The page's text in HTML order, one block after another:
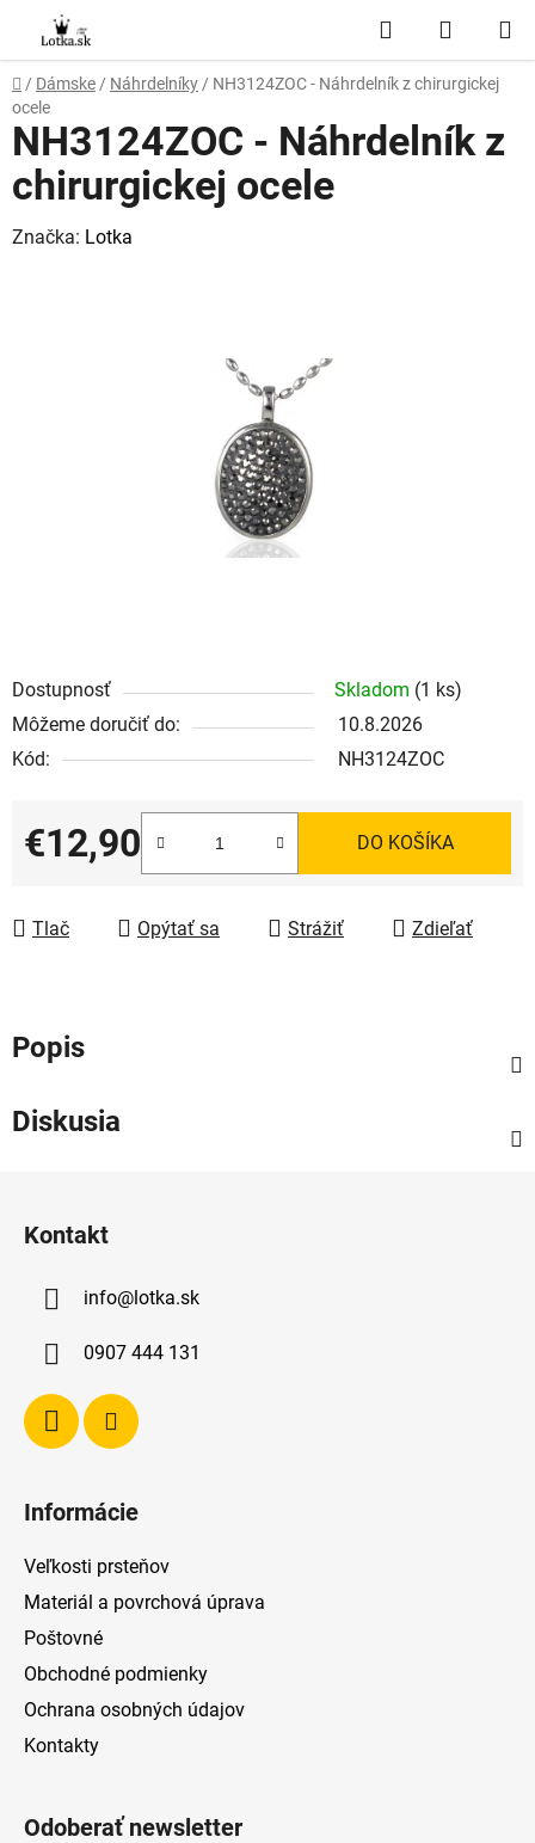
obsah
Hľadať
KOŠÍK
Domov
/ Dámske / Náhrdelníky / NH3124ZOC - Náhrdelník z chirurgickej
ocele
Dostupnosť Skladom (1 ks)
Môžeme doručiť do:
10.8.2026
Kód:
NH3124ZOC
€12,90
Jednotková cena:
DO KOŠÍKA
Tlač Opýtať sa Strážiť Zdieľať
NH3124ZOC - Náhrdelník z
chirurgickej ocele
Značka: Lotka
Popis
Diskusia
Kontakt
info@lotka.sk
0907 444 131
Informácie
Veľkosti prsteňov
Materiál a povrchová úprava
Poštovné
Obchodné podmienky
Ochrana osobných údajov
Kontakty
Odoberať newsletter